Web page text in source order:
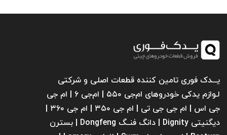
یـــدک فوری تامین کننده قطعات اصلی و شرکتی
لـوازم یدکی خودروهای ام‌جی ۵۵۰ | ام‌جی ۶ | ام جی
دیگنیتی Dignity | دانگ فنــگ Dongfeng | بسترن